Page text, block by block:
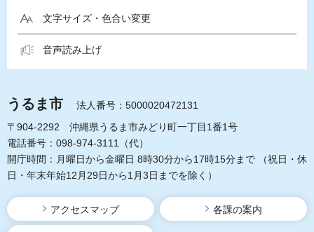
文字サイズ・色合い変更
音声読み上げ
うるま市
法人番号：5000020472131
〒904-2292 沖縄県うるま市みどり町一丁目1番1号
電話番号：098-974-3111（代）
開庁時間：月曜日から金曜日 8時30分から17時15分まで
（祝日・休
日・年末年始12月29日から1月3日までを除く）
アクセスマップ 各課の案内